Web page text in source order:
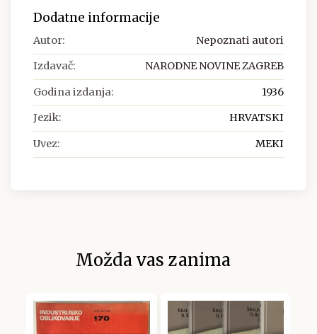
Dodatne informacije
Autor: Nepoznati autori
Izdavač: NARODNE NOVINE ZAGREB
Godina izdanja: 1936
Jezik: HRVATSKI
Uvez: MEKI
Možda vas zanima